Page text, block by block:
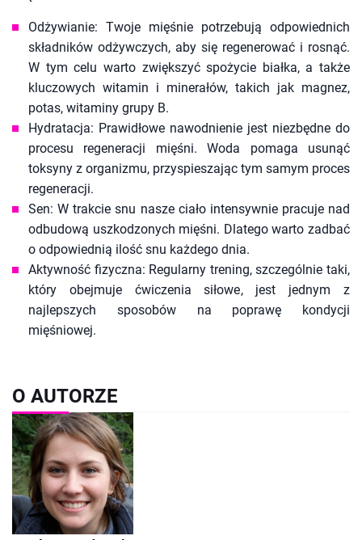
Odżywianie: Twoje mięśnie potrzebują odpowiednich
składników odżywczych, aby się regenerować i rosnąć.
W tym celu warto zwiększyć spożycie białka, a także
kluczowych witamin i minerałów, takich jak magnez,
potas, witaminy grupy B.
Hydratacja: Prawidłowe nawodnienie jest niezbędne do
procesu regeneracji mięśni. Woda pomaga usunąć
toksyny z organizmu, przyspieszając tym samym proces
regeneracji.
Sen: W trakcie snu nasze ciało intensywnie pracuje nad
odbudową uszkodzonych mięśni. Dlatego warto zadbać
o odpowiednią ilość snu każdego dnia.
Aktywność fizyczna: Regularny trening, szczególnie taki,
który obejmuje ćwiczenia siłowe, jest jednym z
najlepszych sposobów na poprawę kondycji
mięśniowej.
O AUTORZE